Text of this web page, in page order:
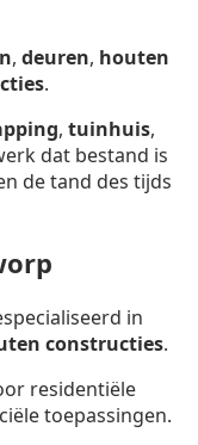
, deuren, houten
.
, tuinhuis,
dat bestand is
de tand des tijds
in
constructies.
residentiële
toepassingen.